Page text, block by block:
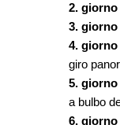
2.
3.
4.
giro
5. giorno
a bulbo
6.